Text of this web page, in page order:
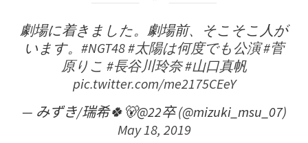
劇場に着きました。劇場前、そこそこ人が
います。 #NGT48#太陽は何度でも公演#菅
原りこ #長谷川玲奈#山口真帆
pic.twitter.com/me2175CEeY
— みずき/瑞希🍀🐻@22卒 (@mizuki_msu_07)
May 18, 2019